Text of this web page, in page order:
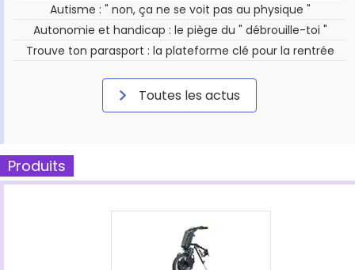
Autisme : " non, ça ne se voit pas au physique "
Autonomie et handicap : le piège du " débrouille-toi "
Trouve ton parasport : la plateforme clé pour la rentrée
Toutes les actus
Produits